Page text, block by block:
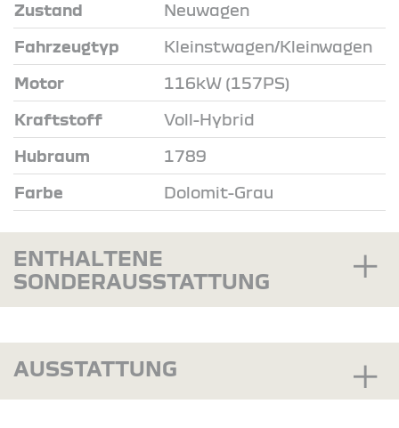
Zustand Neuwagen
Fahrzeugtyp Kleinstwagen/Kleinwagen
Motor 116kW (157PS)
Kraftstoff Voll-Hybrid
Hubraum 1789
Farbe Dolomit-Grau
ENTHALTENE
SONDERAUSSTATTUNG
AUSSTATTUNG